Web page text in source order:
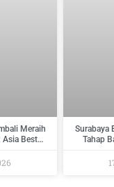
Meraih
Asia Best
Surabaya
Tahap